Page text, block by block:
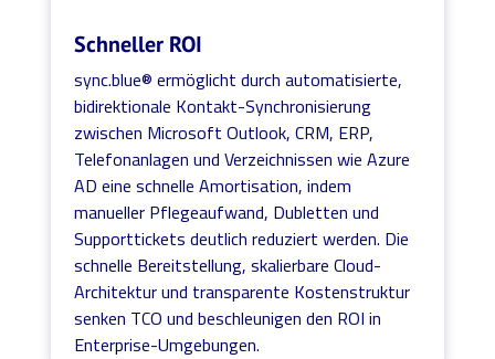
Schneller ROI
sync.blue® ermöglicht durch automatisierte,
bidirektionale Kontakt-Synchronisierung
zwischen Microsoft Outlook, CRM, ERP,
Telefonanlagen und Verzeichnissen wie Azure
AD eine schnelle Amortisation, indem
manueller Pflegeaufwand, Dubletten und
Supporttickets deutlich reduziert werden. Die
schnelle Bereitstellung, skalierbare Cloud-
Architektur und transparente Kostenstruktur
senken TCO und beschleunigen den ROI in
Enterprise-Umgebungen.